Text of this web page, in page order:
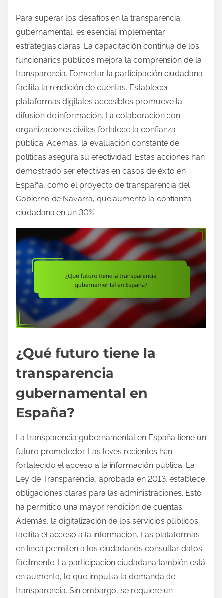
Para superar los desafíos en la transparencia
gubernamental, es esencial implementar
estrategias claras. La capacitación continua de los
funcionarios públicos mejora la comprensión de la
transparencia. Fomentar la participación ciudadana
facilita la rendición de cuentas. Establecer
plataformas digitales accesibles promueve la
difusión de información. La colaboración con
organizaciones civiles fortalece la confianza
pública. Además, la evaluación constante de
políticas asegura su efectividad. Estas acciones han
demostrado ser efectivas en casos de éxito en
España, como el proyecto de transparencia del
Gobierno de Navarra, que aumentó la confianza
ciudadana en un 30%.
¿Qué futuro tiene la
transparencia
gubernamental en
España?
La transparencia gubernamental en España tiene un
futuro prometedor. Las leyes recientes han
fortalecido el acceso a la información pública. La
Ley de Transparencia, aprobada en 2013, establece
obligaciones claras para las administraciones. Esto
ha permitido una mayor rendición de cuentas.
Además, la digitalización de los servicios públicos
facilita el acceso a la información. Las plataformas
en línea permiten a los ciudadanos consultar datos
fácilmente. La participación ciudadana también está
en aumento, lo que impulsa la demanda de
transparencia. Sin embargo, se requiere un